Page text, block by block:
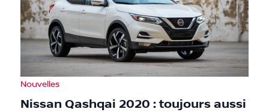
Nouvelles
Nissan Qashqai 2020 : toujours aussi